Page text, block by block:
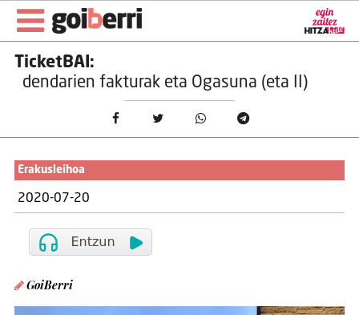
TicketBAI:
dendarien fakturak eta Ogasuna (eta II)
Erakusleihoa
2020-07-20
GoiBerri